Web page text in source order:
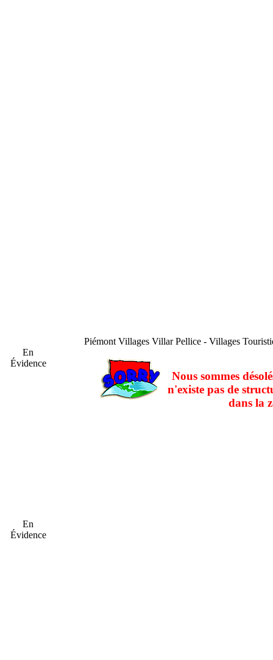
En
Évidence
En
Évidence
Piémont Villages Villar Pellice - Villages
Nous sommes
n'existe pas de
dans la